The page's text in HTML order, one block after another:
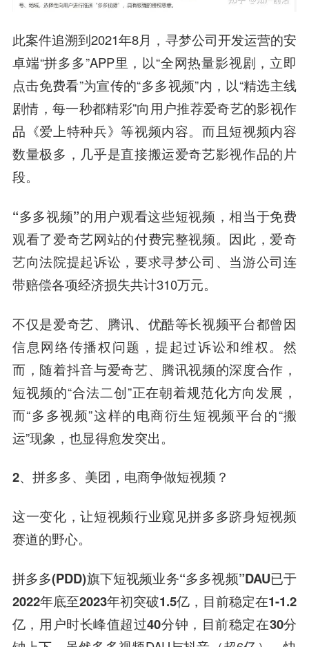
此案件追溯到2021年8月，寻梦公司开发运营的安
卓端“拼多多”APP里，以“全网热量影视剧，立即
点击免费看”为宣传的“多多视频”内，以“精选主线
剧情，每一秒都精彩”向用户推荐爱奇艺的影视作
品《爱上特种兵》等视频内容。而且短视频内容
数量极多，几乎是直接搬运爱奇艺影视作品的片
段。
“多多视频”的用户观看这些短视频，相当于免费
观看了爱奇艺网站的付费完整视频。因此，爱奇
艺向法院提起诉讼，要求寻梦公司、当游公司连
带赔偿各项经济损失共计310万元。
不仅是爱奇艺、腾讯、优酷等长视频平台都曾因
信息网络传播权问题，提起过诉讼和维权。然
而，随着抖音与爱奇艺、腾讯视频的深度合作，
短视频的“合法二创”正在朝着规范化方向发展，
而“多多视频”这样的电商衍生短视频平台的“搬
运”现象，也显得愈发突出。
2、拼多多、美团， 电商争做短视频？
这一变化，让短视频行业窥见拼多多跻身短视频
赛道的野心。
拼多多(PDD)旗下短视频业务“多多视频”DAU已于
2022年底至2023年初突破1.5亿，目前稳定在1-1.2
亿，用户时长峰值超过40分钟，目前稳定在30分